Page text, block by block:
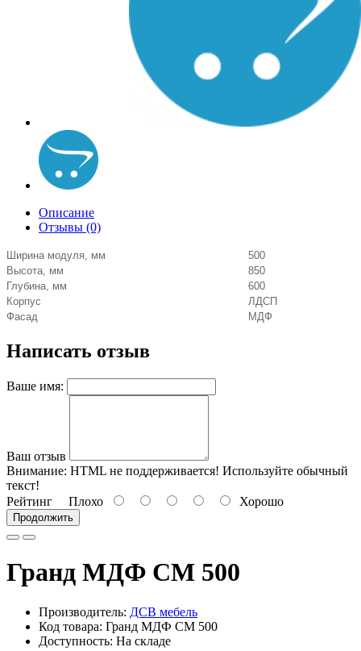
Описание
Отзывы (0)
Ширина модуля, мм
500
Высота, мм
850
Глубина, мм
600
Корпус
ЛДСП
Фасад
МДФ
Написать отзыв
Ваше имя:
Ваш отзыв
Внимание: HTML не поддерживается! Используйте обычный
текст!
Рейтинг Плохо Хорошо
Продолжить
Гранд МДФ СМ 500
Производитель: ДСВ мебель
Код товара: Гранд МДФ СМ 500
Доступность: На складе